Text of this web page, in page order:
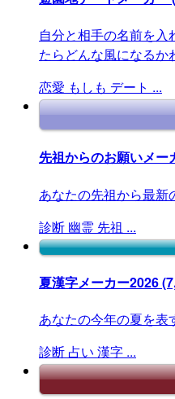
自分と相手の名前を入
たらどんな風になるか
恋愛 もしも デート ...
先祖からのお願いメー
あなたの先祖から最新
診断 幽霊 先祖 ...
夏漢字メーカー2026
あなたの今年の夏を表
診断 占い 漢字 ...